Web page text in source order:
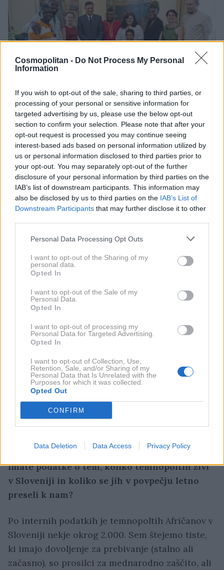
Cosmopolitan - Do Not Process My Personal
Information
If you wish to opt-out of the sale, sharing to third parties, or
processing of your personal or sensitive information for
targeted advertising by us, please use the below opt-out
section to confirm your selection. Please note that after your
opt-out request is processed you may continue seeing
interest-based ads based on personal information utilized by
us or personal information disclosed to third parties prior to
your opt-out. You may separately opt-out of the further
disclosure of your personal information by third parties on the
IAB’s list of downstream participants. This information may
also be disclosed by us to third parties on the IAB’s List of
Downstream Participants that may further disclose it to other
Personal Data Processing Opt Outs
I want to opt-out of the Sharing of my
personal data.
Opted In
I want to opt-out of the Sale of my
Personal Data.
Opted In
I want to opt-out of processing my
Personal Data for Targeted Advertising.
Opted In
I want to opt-out of Collection, Use,
Retention, Sale, and/or Sharing of my
Personal Data that Is Unrelated with the
Purposes for which it was collected.
Opted Out
CONFIRM
Data Deletion Data Access Privacy Policy
2 / 2
Promocijsko gradivo - MASS
Zaposleni zavoda Afriška Vas na sprejemu pri
predsedniku države, Borutu Pahorju
Kako vas sprejmejo, ko iščete zaposlitev
oziroma ko ste v preteklosti iskali zaposlitev?
možno. In tako sem bil vedno primoran
opravljati fizična dela. Nekatera izmed njih
izjemno težka. V Sloveniji sem tako delal skoraj
vse od a do ž. Med drugim sem pozimi kidal
sneg. Malce smešno je verjetno izgledalo, ko je
Nekaj časa sem bil brez službe in tako sem se
odločil ustvariti svoje delovno mesto. Nočem se
zanašati na druge in tako sem najprej odprl
manjšo afriško trgovino, ki je postopoma zrasla
v organizacijo, ki jo z ženo vodiva sama.
Ponosen sem na vse, kar sem ustvaril v tem
desetletju. Nekatera leta so bila težja, druga
lažja. A vesel sem, da sem, kjer sem.
Imate podatke o tem, koliko temnopoltih živi
v Sloveniji in koliko se jih v povpečju letno
preseli k nam?
Po internih podatkih je temnopoltih Afričanov v
Sloveniji nekje okrog 2.000. Sem štejemo tiste,
ki imajo dovoljenje za prebivanje (stalno ali
začasno), so prosilci za mednarodno zaščito, ali